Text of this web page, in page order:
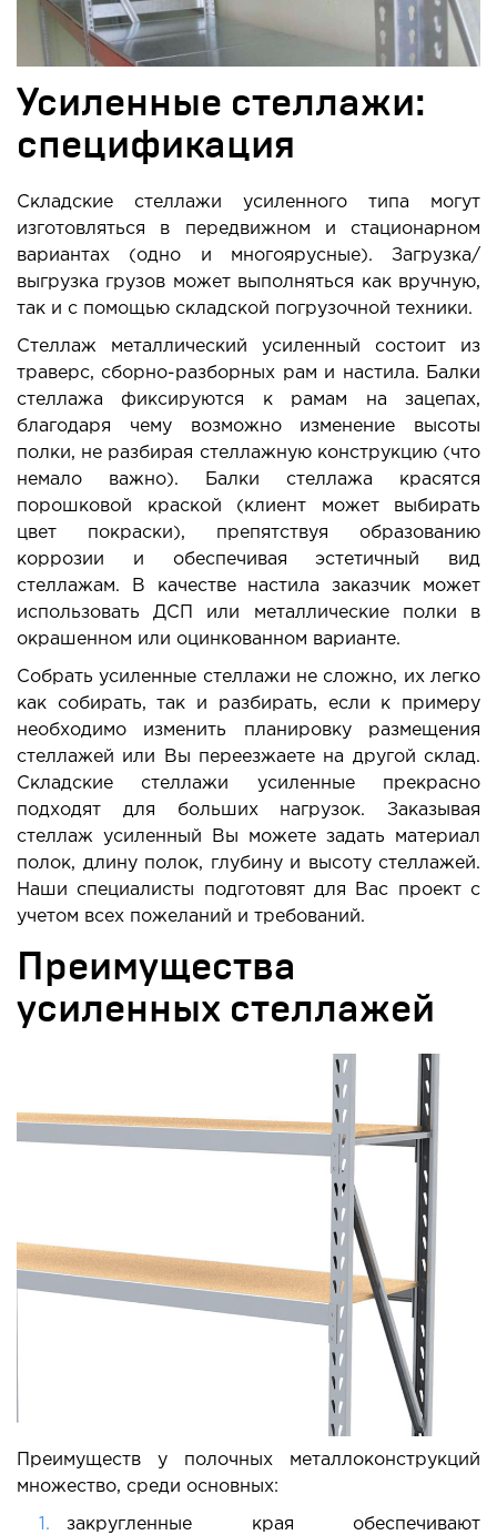
Усиленные стеллажи:
спецификация
Складские стеллажи усиленного типа могут
изготовляться в передвижном и стационарном
вариантах (одно и многоярусные). Загрузка/
выгрузка грузов может выполняться как вручную,
так и с помощью складской погрузочной техники.
Стеллаж металлический усиленный состоит из
траверс, сборно-разборных рам и настила. Балки
стеллажа фиксируются к рамам на зацепах,
благодаря чему возможно изменение высоты
полки, не разбирая стеллажную конструкцию (что
немало важно). Балки стеллажа красятся
порошковой краской (клиент может выбирать
цвет покраски), препятствуя образованию
коррозии и обеспечивая эстетичный вид
стеллажам. В качестве настила заказчик может
использовать ДСП или металлические полки в
окрашенном или оцинкованном варианте.
Собрать усиленные стеллажи не сложно, их легко
как собирать, так и разбирать, если к примеру
необходимо изменить планировку размещения
стеллажей или Вы переезжаете на другой склад.
Складские стеллажи усиленные прекрасно
подходят для больших нагрузок. Заказывая
стеллаж усиленный Вы можете задать материал
полок, длину полок, глубину и высоту стеллажей.
Наши специалисты подготовят для Вас проект с
учетом всех пожеланий и требований.
Преимущества
усиленных стеллажей
Преимуществ у полочных металлоконструкций
множество, среди основных:
закругленные края обеспечивают